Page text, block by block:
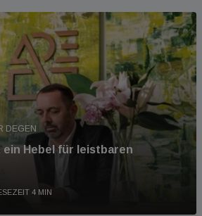
DEGEN
Hebel für leistbaren
4 MIN